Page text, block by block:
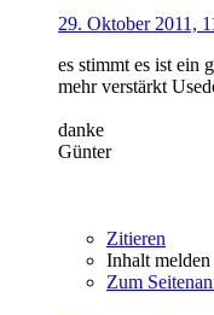
29. Oktober 2011,
es stimmt es ist ein
mehr verstärkt
danke
Günter
Zitieren
Inhalt melden
Zum